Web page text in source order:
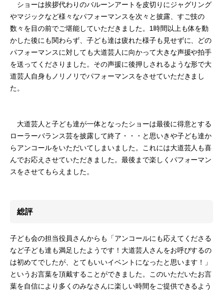
ショーは挨拶代わりのバルーンアートを皮切りにジャグリング
やマジックなど様々なパフォーマンスを次々と披露、すご技の
数々を目の前でご堪能していただきました。1時間以上も体を動
かした後にも関わらず、子ども達は疲れた様子も見せずに、どの
パフォーマンスに対しても大道芸人に向かって大きな声援や拍手
を送ってくださりました。その声援に後押しされるような形で大
道芸人自身もノリノリでパフォーマンスをさせていただきまし
た。
大道芸人と子ども達が一体となったショーは最後に得意とする
ローラーバランス芸を披露して終了・・・と思いきや子ども達か
らアンコールをいただいてしまいました。これには大道芸人も喜
んでお応えさせていただきました。最後まで楽しくパフォーマン
スをさせてもらえました。
総評
子ども会の担当役員さんからも「アンコールにも応えてくださる
など子ども達も満足したようです！大道芸人さんをお呼びするの
は初めてでしたが、とてもいいイベントになったと思います！」
というお言葉を頂戴することができました。このいただいたお言
葉を自信により多くのみなさんに楽しい時間をご提供できるよう